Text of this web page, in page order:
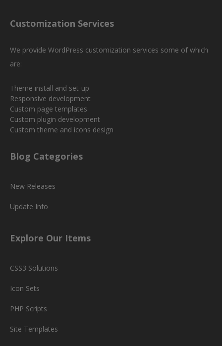
Customization Services
We provide WordPress customization services some of which
are:
Theme install and set-up
Responsive development
Custom page templates
Custom plugin development
Custom theme and icons design
Blog Categories
New Releases
Update Info
Explore Our Items
CSS3 Solutions
Icon Sets
PHP Scripts
Site Templates